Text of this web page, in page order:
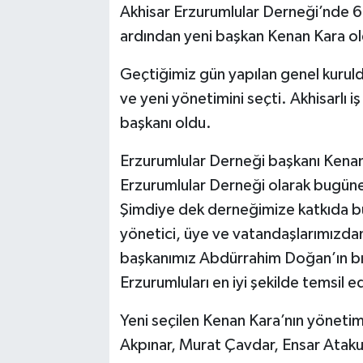
Akhisar Erzurumlular Derneği’nde
ardından yeni başkan Kenan Kara
Geçtiğimiz gün yapılan genel
ve yeni yönetimini seçti. Akhisarlı
başkanı oldu.
Erzurumlular Derneği başkanı
Erzurumlular Derneği olarak
Şimdiye dek derneğimize katkıda
yönetici, üye ve
başkanımız Abdürrahim Doğan’ın
Erzurumluları en iyi şekilde temsil
Yeni seçilen Kenan Kara’nın
Akpınar, Murat Çavdar, Ensar
Akhisar Emlak